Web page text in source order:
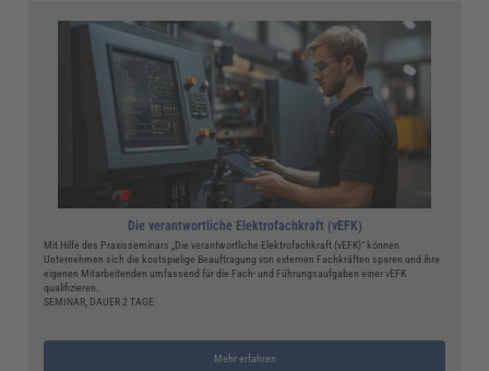
Die verantwortliche Elektrofachkraft (vEFK)
Mit Hilfe des Praxisseminars „Die verantwortliche Elektrofachkraft (vEFK)“ können
Unternehmen sich die kostspielige Beauftragung von externen Fachkräften sparen und ihre
eigenen Mitarbeitenden umfassend für die Fach- und Führungsaufgaben einer vEFK
qualifizieren.
SEMINAR, DAUER 2 TAGE
Mehr erfahren